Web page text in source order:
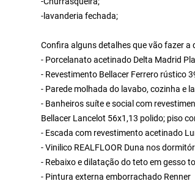
-lavanderia fechada;
Confira alguns detalhes que vão fazer
- Porcelanato acetinado Delta Madrid
- Revestimento Bellacer Ferrero rústico
- Parede molhada do lavabo, cozinha e
- Banheiros suíte e social com
Bellacer Lancelot 56x1,13 polido; piso
- Escada com revestimento acetinado
- Vinilico REALFLOOR Duna nos
- Rebaixo e dilatação do teto em gesso
- Pintura externa emborrachado Renner